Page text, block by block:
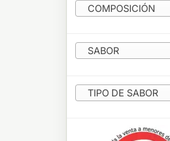
COMPOSICIÓN
SABOR
TIPO DE SABOR